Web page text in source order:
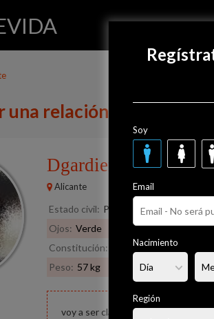
relación con
Dgardiente38 años
Alicante
Estado civil: Prefiere no decirlo
Ojos: Verde
Constitución:
Delgado
Peso: 57 kg
voy a ser claro y directo , por el
Soy
Email
Nacimiento
Región